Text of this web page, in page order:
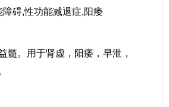
碍,性功能减退症,阳痿
髓。用于肾虚，阳痿，早泄，